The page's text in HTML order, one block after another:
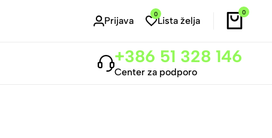
Prijava
0
Lista želja
0
+386 51 328 146
Center za podporo